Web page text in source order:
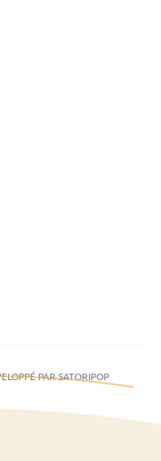
PAR SATORIPOP